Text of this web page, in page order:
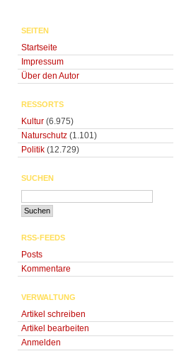
SEITEN
Startseite
Impressum
Über den Autor
RESSORTS
Kultur (6.975)
Naturschutz (1.101)
Politik (12.729)
SUCHEN
RSS-FEEDS
Posts
Kommentare
VERWALTUNG
Artikel schreiben
Artikel bearbeiten
Anmelden